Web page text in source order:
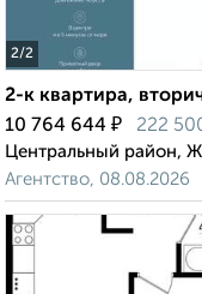
2/2
2-к квартира,
10 764 644 ₽ 222
Центральный район,
Агентство, 08.08.2026